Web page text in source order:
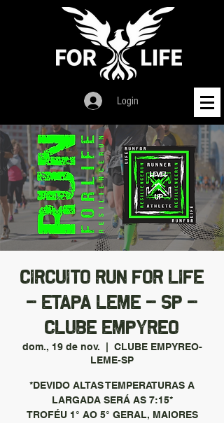
Login
CIRCUITO RUN FOR LIFE
- ETAPA LEME - SP -
CLUBE EMPYREO
dom., 19 de nov.
CLUBE EMPYREO-
LEME-SP
*DEVIDO ALTAS TEMPERATURAS A
LARGADA SERÁ AS 7:15*
TROFÉU 1° AO 5° GERAL, MAIORES